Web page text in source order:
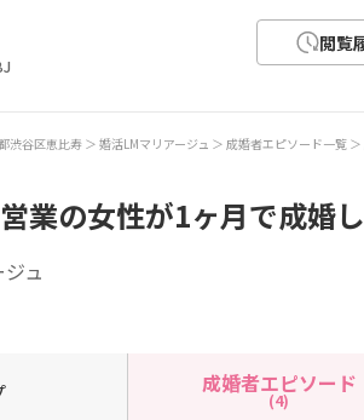
閲覧
渋谷区恵比寿 婚活LMマリアージュ 成婚者エピソード一覧
業の女性が1ヶ月で成婚
ュ
成婚者エピソード
(4)